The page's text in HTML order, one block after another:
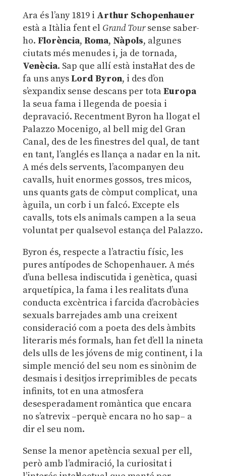
Ara és l’any 1819 i Arthur Schopenhauer
està a Itàlia fent el Grand Toursense saber-
ho. Florència, Roma, Nàpols, algunes
ciutats més menudes i, ja de tornada,
Venècia. Sap que allí està instal·lat des de
fa uns anys Lord Byron, i des d’on
s’expandix sense descans per totaEuropa
la seua fama i llegenda de poesia i
depravació. Recentment Byron ha llogat el
Palazzo Mocenigo, al bell mig del Gran
Canal, des de les finestres del qual, de tant
en tant, l’anglés es llança a nadar en la nit.
A més dels servents, l’acompanyen deu
cavalls, huit enormes gossos, tres micos,
uns quants gats de còmput complicat, una
àguila, un corb i un falcó. Excepte els
cavalls, tots els animals campen a la seua
voluntat per qualsevol estança del Palazzo.
Byron és, respecte a l’atractiu físic, les
pures antípodes de Schopenhauer. A més
d’una bellesa indiscutida i genètica, quasi
arquetípica, la fama i les realitats d’una
conducta excèntrica i farcida d’acrobàcies
sexuals barrejades amb una creixent
consideració com a poeta des dels àmbits
literaris més formals, han fet d’ell la nineta
dels ulls de les jóvens de mig continent, i la
simple menció del seu nom es sinònim de
desmais i desitjos irreprimibles de pecats
infinits, tot en una atmosfera
desesperadament romàntica que encara
no s’atrevix –perquè encara no ho sap– a
dir el seu nom.
Sense la menor apetència sexual per ell,
però amb l’admiració, la curiositat i